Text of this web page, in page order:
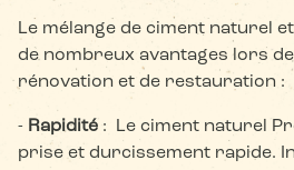
Le mélange de ciment naturel
de nombreux avantages lors
rénovation et de restauration :
- Rapidité : Le ciment naturel
prise et durcissement rapide.